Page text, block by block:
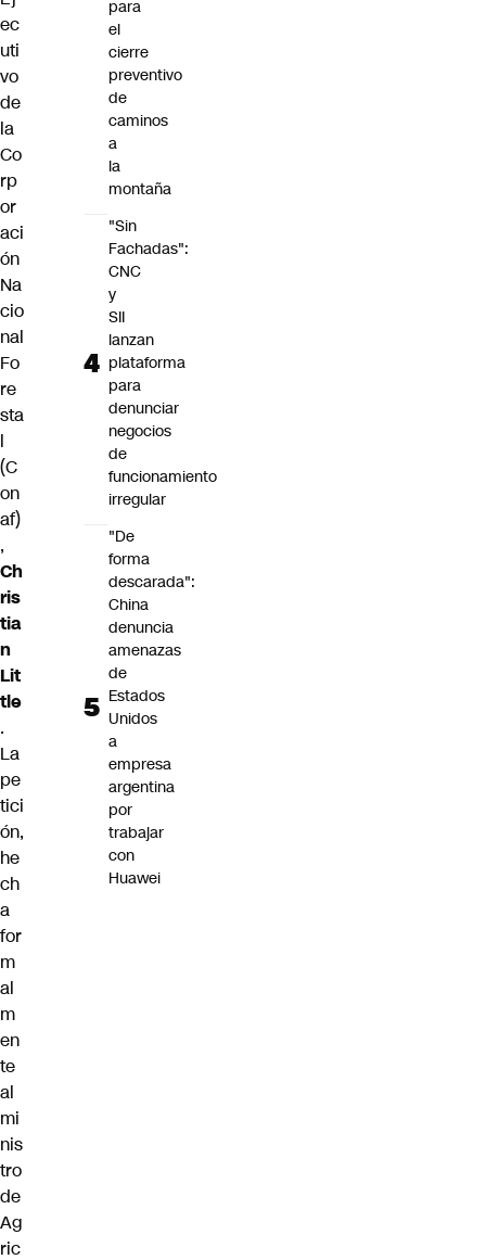
ec
uti
vo
de
la
Co
rp
or
aci
ón
Na
cio
nal
Fo
re
sta
l
(C
on
af)
,
Ch
ris
tia
n
Lit
tle
.
La
pe
tici
ón,
he
ch
a
for
m
al
m
en
te
al
mi
nis
tro
de
Ag
ric
para
el
cierre
preventivo
de
caminos
a
la
montaña
"Sin
Fachadas":
CNC
y
SII
lanzan
plataforma
para
denunciar
negocios
de
funcionamiento
irregular
"De
forma
descarada":
China
denuncia
amenazas
de
Estados
Unidos
a
empresa
argentina
por
trabajar
con
Huawei